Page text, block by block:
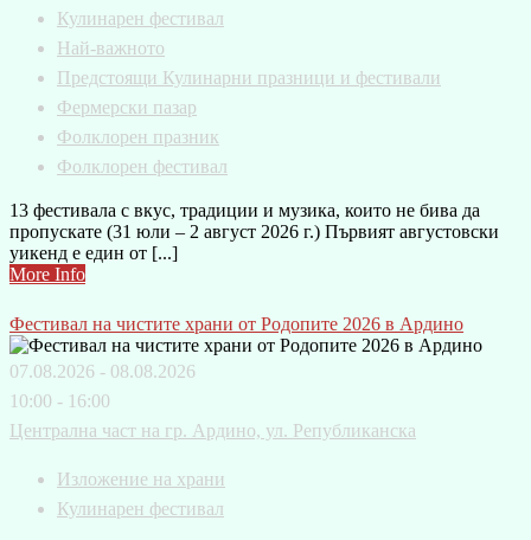
Кулинарен фестивал
Най-важното
Предстоящи Кулинарни празници и фестивали
Фермерски пазар
Фолклорен празник
Фолклорен фестивал
13 фестивала с вкус, традиции и музика, които не бива да
пропускате (31 юли – 2 август 2026 г.) Първият августовски
уикенд е един от [...]
More Info
Фестивал на чистите храни от Родопите 2026 в Ардино
07.08.2026 - 08.08.2026
10:00 - 16:00
Централна част на гр. Ардино, ул. Републиканска
Изложение на храни
Кулинарен фестивал